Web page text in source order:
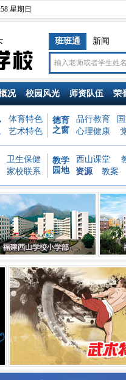
星期日
班班通 新闻
况 校园风光 师资队伍 荣
体育特色
艺术特色
德育
之窗
品行教育
心理健康
卫生保健
家校联系
教学
园地
西山课堂
资源
教案